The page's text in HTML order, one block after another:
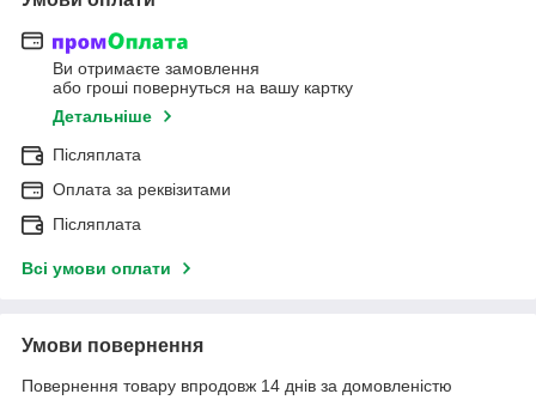
Ви отримаєте замовлення
або гроші повернуться на вашу картку
Детальніше
Післяплата
Оплата за реквізитами
Післяплата
Всі умови оплати
Умови повернення
Повернення товару впродовж 14 днів за домовленістю